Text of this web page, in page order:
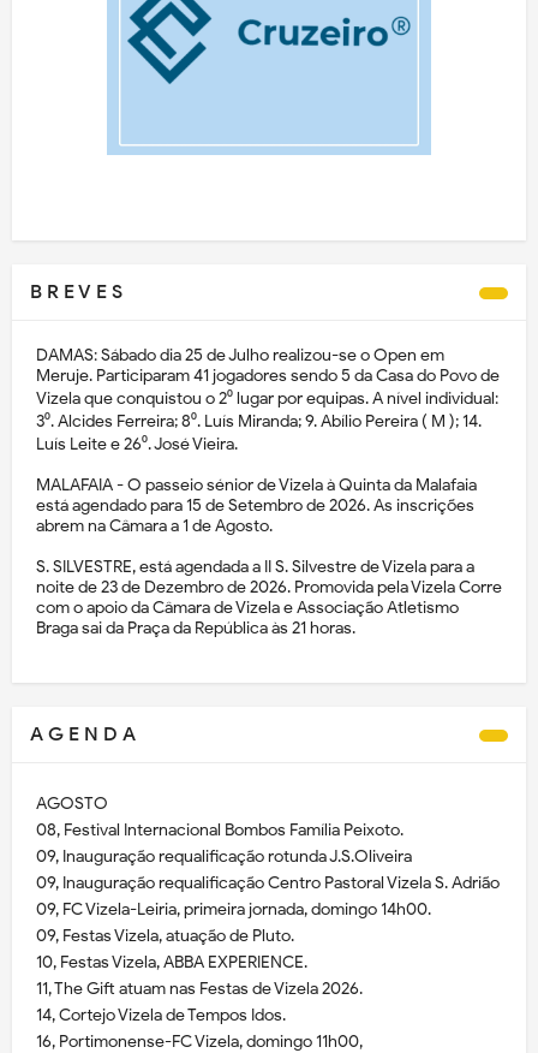
B R E V E S
DAMAS: Sábado dia 25 de Julho realizou-se o Open em
Meruje. Participaram 41 jogadores sendo 5 da Casa do Povo de
Vizela que conquistou o 2⁰ lugar por equipas. A nível individual:
3⁰. Alcides Ferreira; 8⁰. Luís Miranda; 9. Abílio Pereira ( M ); 14.
Luís Leite e 26⁰. José Vieira.
MALAFAIA - O passeio sénior de Vizela à Quinta da Malafaia
está agendado para 15 de Setembro de 2026. As inscrições
abrem na Câmara a 1 de Agosto.
S. SILVESTRE, está agendada a II S. Silvestre de Vizela para a
noite de 23 de Dezembro de 2026. Promovida pela Vizela Corre
com o apoio da Câmara de Vizela e Associação Atletismo
Braga sai da Praça da República às 21 horas.
A G E N D A
AGOSTO
08, Festival Internacional Bombos Família Peixoto.
09, Inauguração requalificação rotunda J.S.Oliveira
09, Inauguração requalificação Centro Pastoral Vizela S. Adrião
09, FC Vizela-Leiria, primeira jornada, domingo 14h00.
09, Festas Vizela, atuação de Pluto.
10, Festas Vizela, ABBA EXPERIENCE.
11, The Gift atuam nas Festas de Vizela 2026.
14, Cortejo Vizela de Tempos Idos.
16, Portimonense-FC Vizela, domingo 11h00,